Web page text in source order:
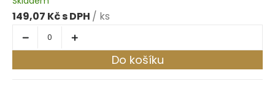
149,07 Kč / ks
Do košíku